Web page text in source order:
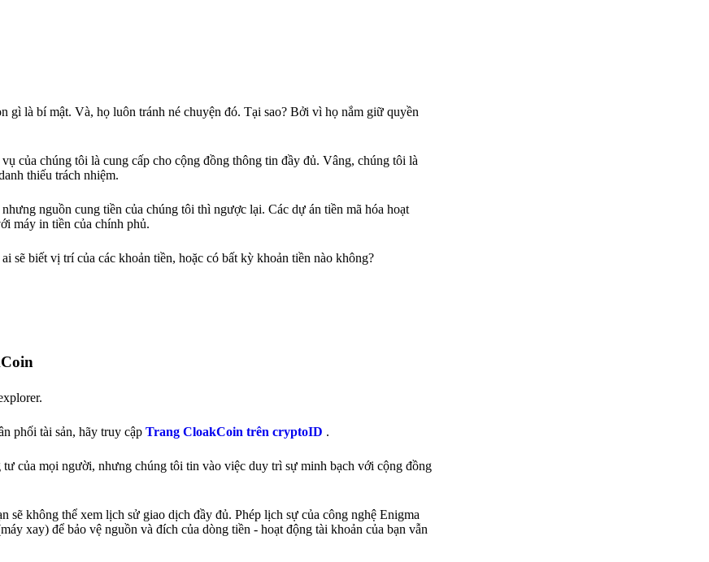
gì là bí mật. Và, họ luôn tránh né chuyện đó. Tại sao? Bởi vì họ nắm giữ quyền
của chúng tôi là cung cấp cho cộng đồng thông tin đầy đủ. Vâng, chúng tôi là
thiếu trách nhiệm.
nguồn cung tiền của chúng tôi thì ngược lại. Các dự án tiền mã hóa hoạt
máy in tiền của chính phủ.
sẽ biết vị trí của các khoản tiền, hoặc có bất kỳ khoản tiền nào không?
phối tài sản, hãy truy cập Trang CloakCoin trên cryptoID .
của mọi người, nhưng chúng tôi tin vào việc duy trì sự minh bạch với cộng đồng
không thể xem lịch sử giao dịch đầy đủ. Phép lịch sự của công nghệ Enigma
xay) để bảo vệ nguồn và đích của dòng tiền - hoạt động tài khoản của bạn vẫn